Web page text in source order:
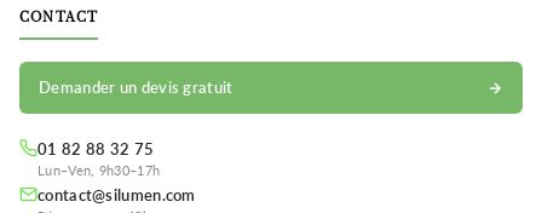
CONTACT
Demander un devis gratuit
01 82 88 32 75
Lun–Ven, 9h30–17h
contact@silumen.com